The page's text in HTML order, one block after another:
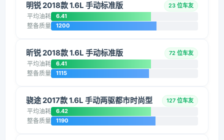
明锐 2018款 1.6L 手动标准版 23 位车友
平均油耗 6.41
整备质量 1200
昕锐 2018款 1.6L 手动标准版 72 位车友
平均油耗 6.41
整备质量 1115
骁途 2017款 1.6L 手动两驱都市时尚型 127 位车友
平均油耗 6.42
整备质量 1190